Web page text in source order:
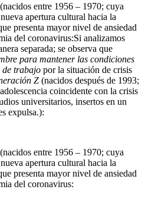
(nacidos entre 1956 – 1970; cuya
apertura cultural hacia la
presenta mayor nivel de ansiedad
del coronavirus:Si analizamos
separada; se observa que
para mantener las condiciones
de trabajo por la situación de crisis
Z (nacidos después de 1993;
coincidente con la crisis
universitarios, insertos en un
expulsa.):
(nacidos entre 1956 – 1970; cuya
apertura cultural hacia la
presenta mayor nivel de ansiedad
del coronavirus: